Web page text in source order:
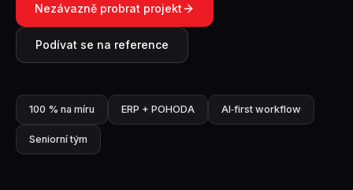
Nezávazně probrat projekt
Podívat se na reference
100 % na míru ERP + POHODA AI‑first workflow
Seniorní tým